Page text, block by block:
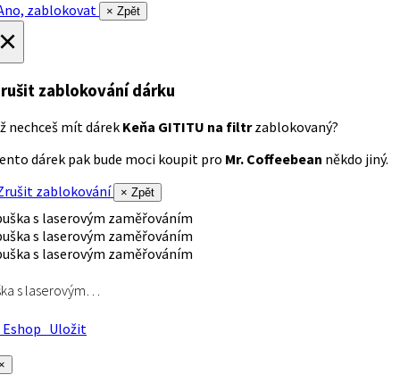
zablokovat
× Zpět
zablokování dárku
nechceš mít dárek Keňa GITITU na filtrzablokovaný?
dárek pak bude moci koupit pro Mr. Coffeebean někdo jiný.
zablokování
× Zpět
s laserovým…
Uložit